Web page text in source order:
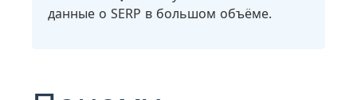
данные о SERP в большом объёме.